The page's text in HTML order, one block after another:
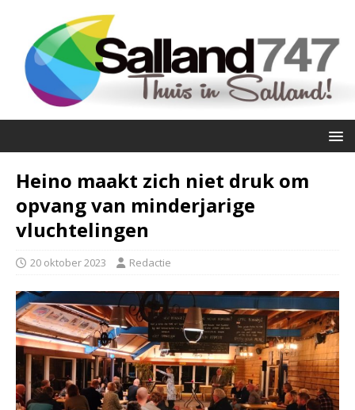
Heino maakt zich niet druk om
opvang van minderjarige
vluchtelingen
20 oktober 2023 Redactie